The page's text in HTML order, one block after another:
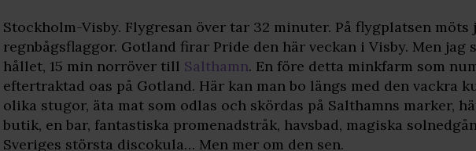
Stockholm-Visby. Flygresan över tar 32 minuter. På flygplatsen möts
regnbågsflaggor. Gotland firar Pride den här veckan i Visby. Men jag
hållet, 15 min norröver till Salthamn. En före detta minkfarm som
eftertraktad oas på Gotland. Här kan man bo längs med den vackra
olika stugor, äta mat som odlas och skördas på Salthamns marker,
butik, en bar, fantastiska promenadstråk, havsbad, magiska
Sveriges största discokula… Men mer om den sen.